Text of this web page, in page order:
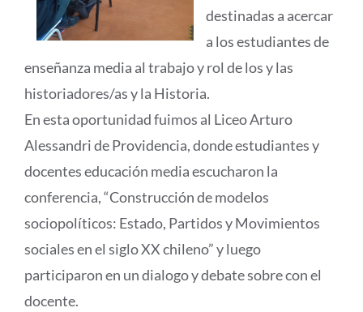
destinadas a acercar
a los estudiantes de
enseñanza media al trabajo y rol de los y las
historiadores/as y la Historia.
En esta oportunidad fuimos al Liceo Arturo
Alessandri de Providencia, donde estudiantes y
docentes educación media escucharon la
conferencia, “Construcción de modelos
sociopolíticos: Estado, Partidos y Movimientos
sociales en el siglo XX chileno” y luego
participaron en un dialogo y debate sobre con el
docente.